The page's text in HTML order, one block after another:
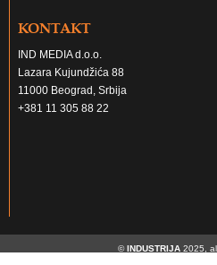
KONTAKT
IND MEDIA d.o.o.
Lazara Kujundžića 88
11000 Beograd, Srbija
+381 11 305 88 22
©INDUSTRIJA 2025,